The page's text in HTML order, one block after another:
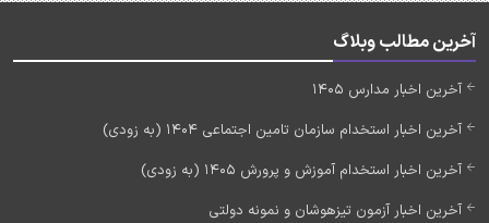
آخرین مطالب وبلاگ
آخرین اخبار مدارس 1405
آخرین اخبار استخدام سازمان تامین اجتماعی 1404 (به زودی)
آخرین اخبار استخدام آموزش و پرورش 1405 (به زودی)
آخرین اخبار آزمون تیزهوشان و نمونه دولتی